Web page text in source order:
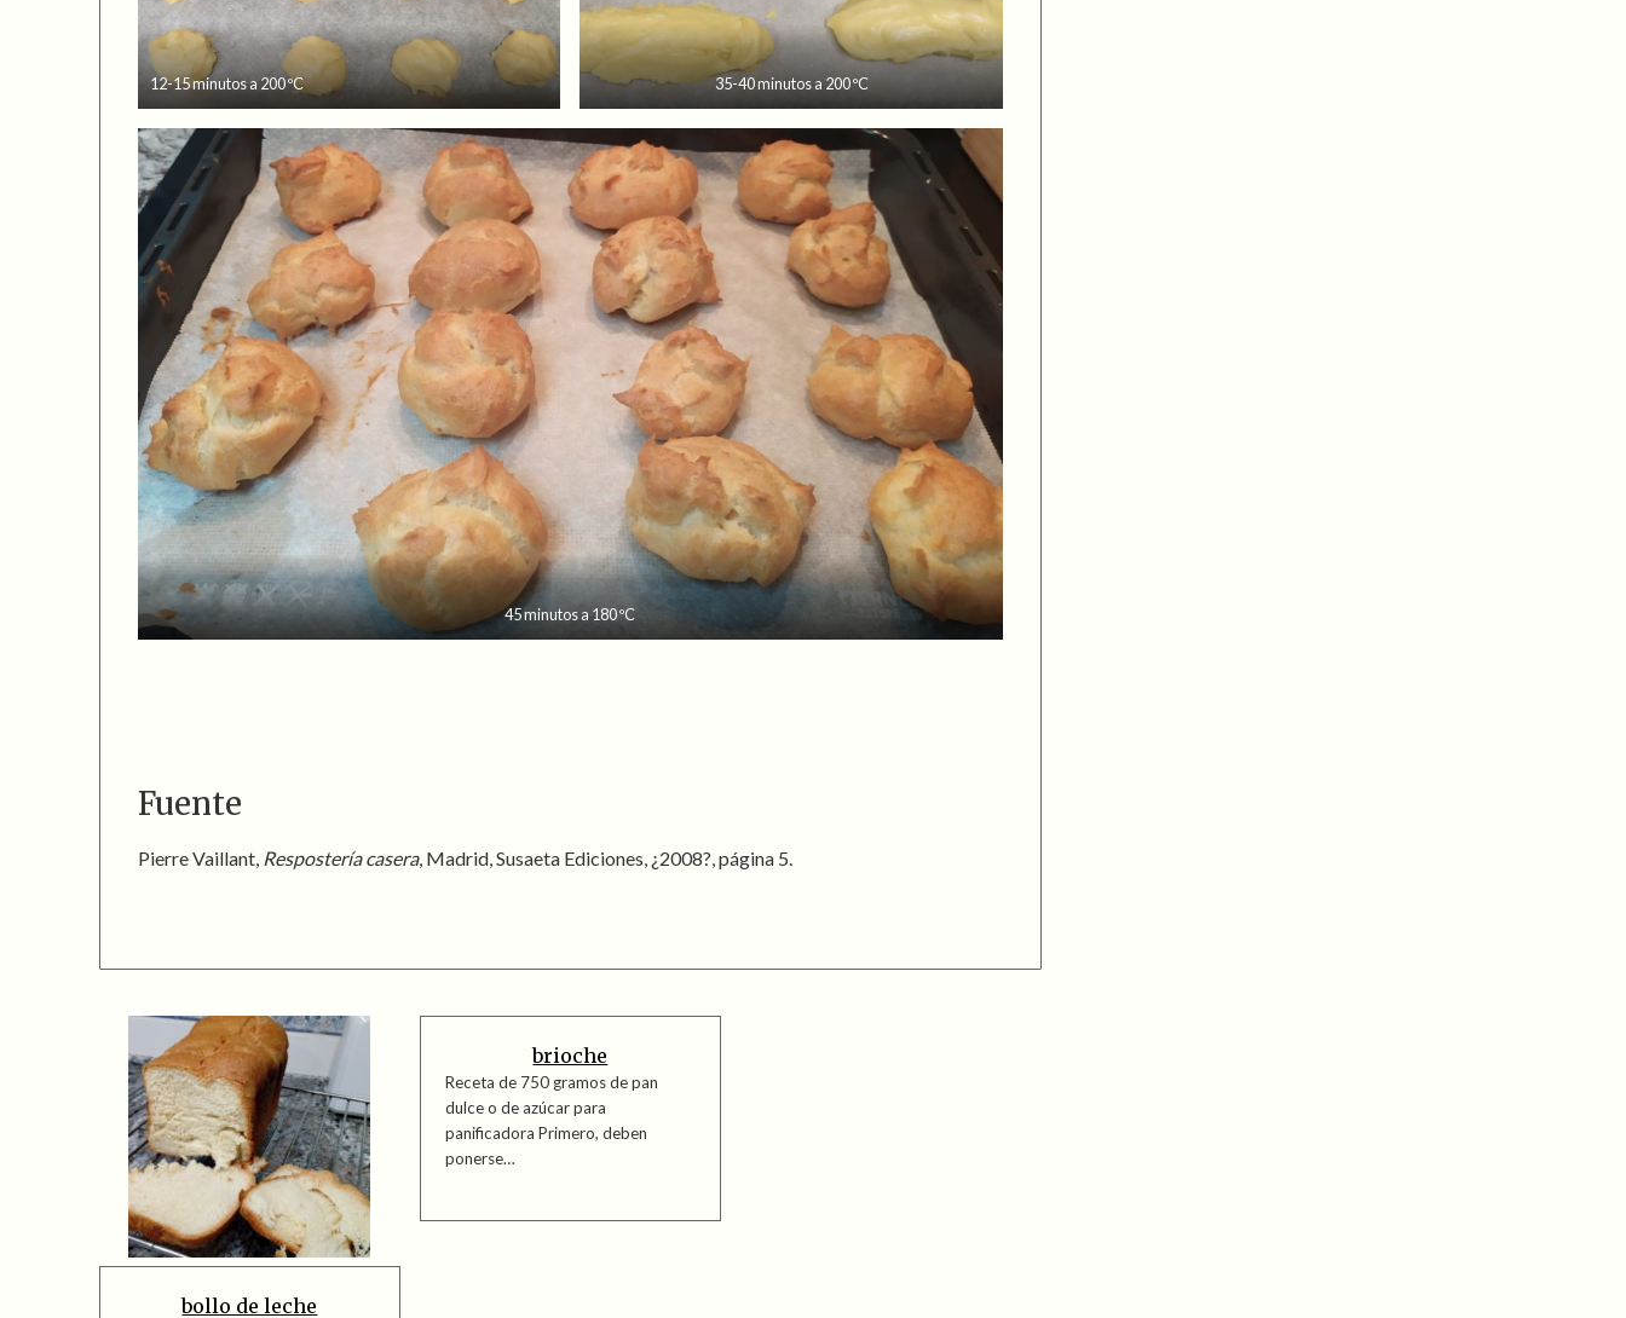
12-15 minutos a 200 ºC 35-40 minutos a 200 ºC
45 minutos a 180 ºC
Fuente
Pierre Vaillant, Respostería casera, Madrid, Susaeta Ediciones, ¿2008?, página 5.
bollo de leche
brioche
Receta de 750 gramos de pan
dulce o de azúcar para
panificadora Primero, deben
ponerse…